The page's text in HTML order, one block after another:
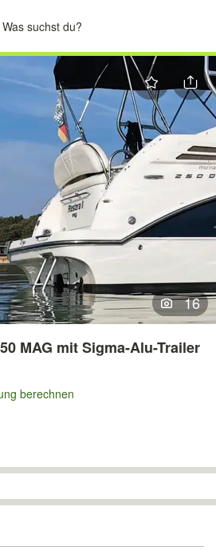
16
MAG mit Sigma-Alu-Trailer
berechnen